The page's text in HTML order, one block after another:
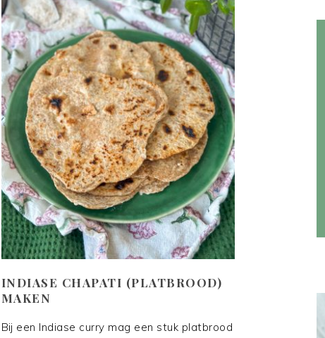
INDIASE CHAPATI (PLATBROOD)
MAKEN
Bij een Indiase curry mag een stuk platbrood